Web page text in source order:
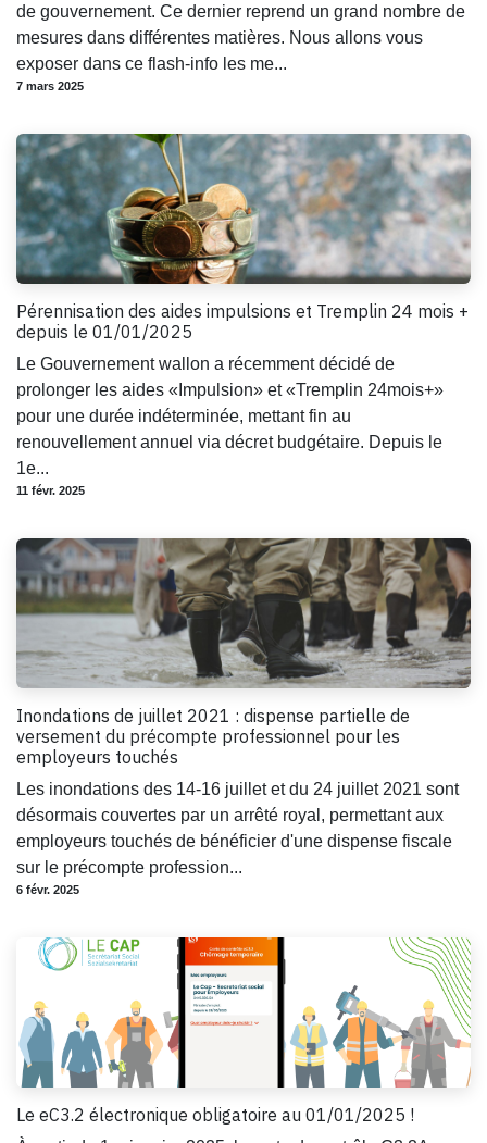
de gouvernement. Ce dernier reprend un grand nombre de
mesures dans différentes matières. Nous allons vous
exposer dans ce flash-info les me...
7 mars 2025
Pérennisation des aides impulsions et Tremplin 24 mois +
depuis le 01/01/2025
Le Gouvernement wallon a récemment décidé de
prolonger les aides «Impulsion» et «Tremplin 24mois+»
pour une durée indéterminée, mettant fin au
renouvellement annuel via décret budgétaire. Depuis le
1e...
11 févr. 2025
Inondations de juillet 2021 : dispense partielle de
versement du précompte professionnel pour les
employeurs touchés
Les inondations des 14-16 juillet et du 24 juillet 2021 sont
désormais couvertes par un arrêté royal, permettant aux
employeurs touchés de bénéficier d'une dispense fiscale
sur le précompte profession...
6 févr. 2025
Le eC3.2 électronique obligatoire au 01/01/2025 !